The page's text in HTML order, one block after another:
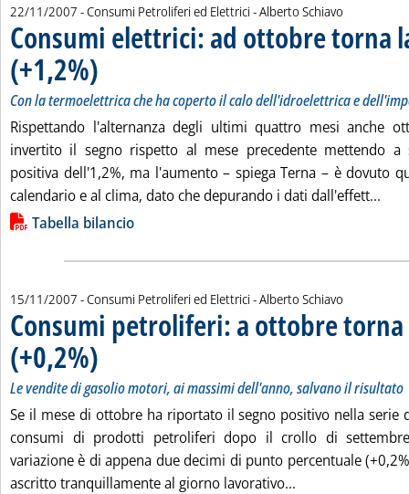
22/11/2007 - Consumi Petroliferi ed Elettrici -di:
Alberto Schiavo
Consumi elettrici: ad ottobre torna
(+1,2%)
Con la termoelettrica che ha coperto il calo dell'idroelettrica e
Rispettando l'alternanza degli ultimi quattro mesi anche
invertito il segno rispetto al mese precedente mettendo a
positiva dell'1,2%, ma l'aumento – spiega Terna – è dovuto
calendario e al clima, dato che depurando i dati dall'effett...
Lista allegati PDF alla notizia
Tabella bilancio
15/11/2007 - Consumi Petroliferi ed Elettrici -di:
Alberto Schiavo
Consumi petroliferi: a ottobre
(+0,2%) . Sottotitolo: Le vendite di gasolio motori, ai massimi dell'anno,
. Pubblicata giovedì 15 novembre 2007 alle 14.56.
Le vendite di gasolio motori, ai massimi dell'anno, salvano il risultato
Se il mese di ottobre ha riportato il segno positivo nella serie
consumi di prodotti petroliferi dopo il crollo di
variazione è di appena due decimi di punto percentuale
ascritto tranquillamente al giorno lavorativo...